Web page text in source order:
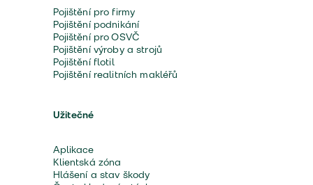
Pojištění pro firmy
Pojištění podnikání
Pojištění pro OSVČ
Pojištění výroby a strojů
Pojištění flotil
Pojištění realitních makléřů
Užitečné
Aplikace
Klientská zóna
Hlášení a stav škody